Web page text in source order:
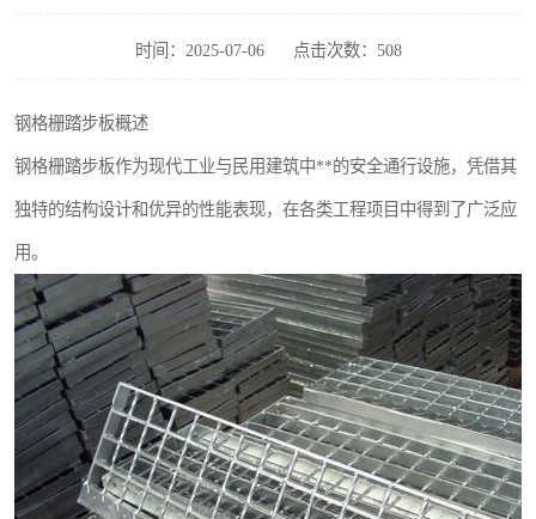
时间：2025-07-06 点击次数：508
钢格栅踏步板概述
钢格栅踏步板作为现代工业与民用建筑中**的安全通行设施，凭借其
独特的结构设计和优异的性能表现，在各类工程项目中得到了广泛应
用。
齿形钢格板
热镀锌钢格板
整流格栅